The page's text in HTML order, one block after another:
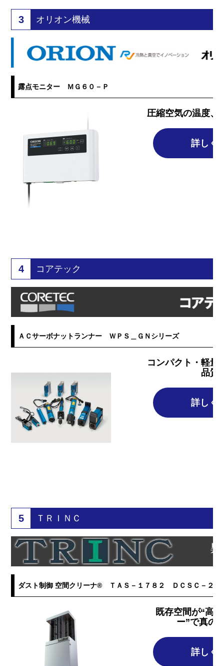
3 オリオン機械
露点モニター ＭＧ６０－Ｐ
圧縮空気の温度、
詳しく
4 コアテック
ＡＣサーボナットランナー ＷＰＳ＿ＧＮシリーズ
コンパクト・軽量
品質
詳しく
5 ＴＲＩＮＣ
ダスト制御 空間クリーナ® ＴＡＳ－１７８２ ＤＣＳＣ－２２
既存空間が“高
ー”で真の
詳しく